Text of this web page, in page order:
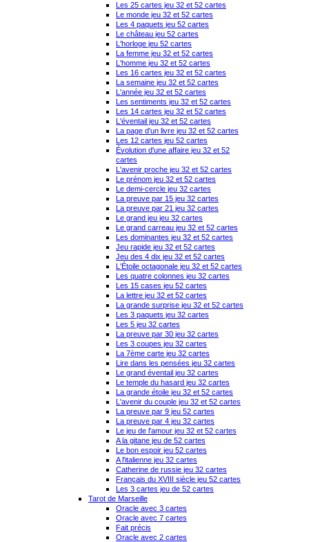
Les 25 cartes jeu 32 et 52 cartes
Le monde jeu 32 et 52 cartes
Les 4 paquets jeu 52 cartes
Le château jeu 52 cartes
L'horloge jeu 52 cartes
La femme jeu 32 et 52 cartes
L'homme jeu 32 et 52 cartes
Les 16 cartes jeu 32 et 52 cartes
La semaine jeu 32 et 52 cartes
L'année jeu 32 et 52 cartes
Les sentiments jeu 32 et 52 cartes
Les 14 cartes jeu 32 et 52 cartes
L'éventail jeu 32 et 52 cartes
La page d'un livre jeu 32 et 52 cartes
Les 12 cartes jeu 52 cartes
Évolution d'une affaire jeu 32 et 52
cartes
L'avenir proche jeu 32 et 52 cartes
Le prénom jeu 32 et 52 cartes
Le demi-cercle jeu 32 cartes
La preuve par 15 jeu 32 cartes
La preuve par 21 jeu 32 cartes
Le grand jeu jeu 32 cartes
Le grand carreau jeu 32 et 52 cartes
Les dominantes jeu 32 et 52 cartes
Jeu rapide jeu 32 et 52 cartes
Jeu des 4 dix jeu 32 et 52 cartes
L'Étoile octagonale jeu 32 et 52 cartes
Les quatre colonnes jeu 32 cartes
Les 15 cases jeu 52 cartes
La lettre jeu 32 et 52 cartes
La grande surprise jeu 32 et 52 cartes
Les 3 paquets jeu 32 cartes
Les 5 jeu 32 cartes
La preuve par 30 jeu 32 cartes
Les 3 coupes jeu 32 cartes
La 7ème carte jeu 32 cartes
Lire dans les pensées jeu 32 cartes
Le grand éventail jeu 32 cartes
Le temple du hasard jeu 32 cartes
La grande étoile jeu 32 et 52 cartes
L'avenir du couple jeu 32 et 52 cartes
La preuve par 9 jeu 52 cartes
La preuve par 4 jeu 32 cartes
Le jeu de l'amour jeu 32 et 52 cartes
A la gitane jeu de 52 cartes
Le bon espoir jeu 52 cartes
A l'italienne jeu 32 cartes
Catherine de russie jeu 32 cartes
Français du XVIII siècle jeu 52 cartes
Les 3 cartes jeu de 52 cartes
Tarot de Marseille
Oracle avec 3 cartes
Oracle avec 7 cartes
Fait précis
Oracle avec 2 cartes